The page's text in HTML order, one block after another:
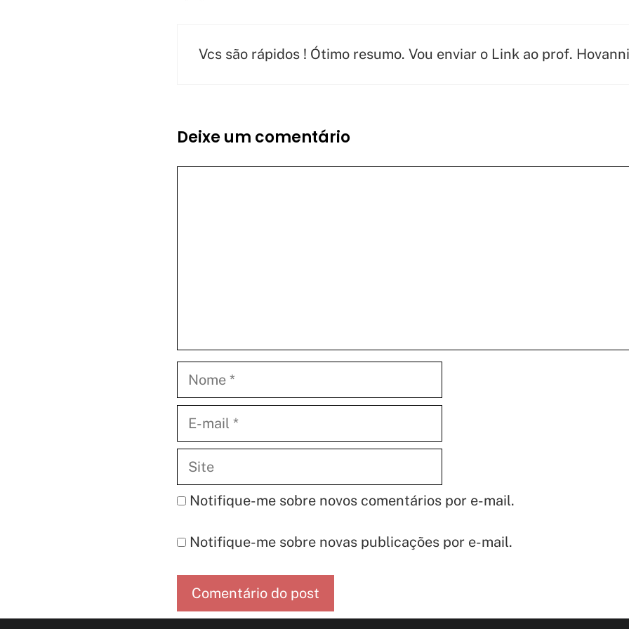
Vcs são rápidos ! Ótimo resumo. Vou enviar o Link ao prof.
Deixe um comentário
mail
Notifique-me sobre novos comentários por e-mail.
Notifique-me sobre novas publicações por e-mail.